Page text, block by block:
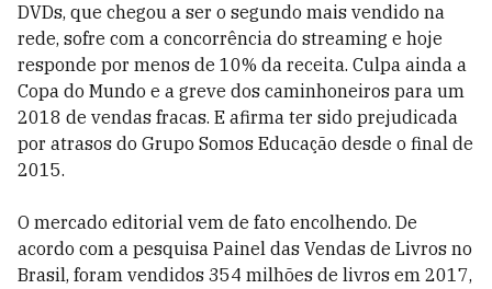
DVDs, que chegou a ser o segundo mais vendido na
rede, sofre com a concorrência do streaming e hoje
responde por menos de 10% da receita. Culpa ainda a
Copa do Mundo e a greve dos caminhoneiros para um
2018 de vendas fracas. E afirma ter sido prejudicada
por atrasos do Grupo Somos Educação desde o final de
2015.
O mercado editorial vem de fato encolhendo. De
acordo com a pesquisa Painel das Vendas de Livros no
Brasil, foram vendidos 354 milhões de livros em 2017,